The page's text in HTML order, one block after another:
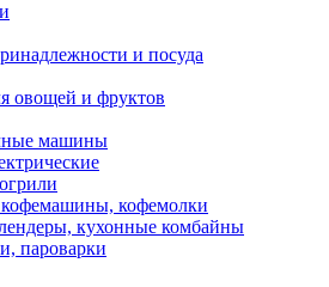
и посуда
овощей и фруктов
машины
кофемолки
кухонные комбайны
пароварки